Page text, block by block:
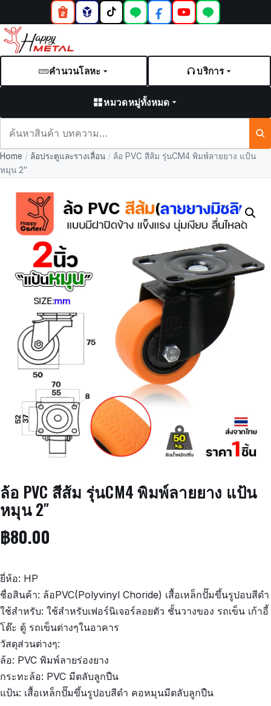
คำนวนโลหะ บริการ
หมวดหมู่ทั้งหมด
และ
บทความ
Home / ล้อประตูและรางเลื่อน / ล้อ PVC สีส้ม รุ่นCM4 พิมพ์ลายยาง แป้น
หมุน 2″
ล้อ PVC สีส้ม รุ่นCM4 พิมพ์ลายยาง แป้น
หมุน 2″
฿80.00
ยี่ห้อ: HP
ชื่อสินค้า: ล้อPVC(Polyvinyl Choride) เสื้อเหล็กปั๊มขึ้นรูปอบสีดำ
ใช้สำหรับ: ใช้สำหรับเฟอร์นิเจอร์ลอยตัว ชั้นวางของ รถเข็น เก้าอี้
โต๊ะ ตู้ รถเข็นต่างๆในอาคาร
วัสดุส่วนต่างๆ:
ล้อ: PVC พิมพ์ลายร่องยาง
กระทะล้อ: PVC มีตลับลูกปืน
แป้น: เสื้อเหล็กปั๊มขึ้นรูปอบสีดำ คอหมุนมีตลับลูกปืน